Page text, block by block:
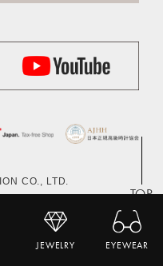
JEWELRY EYEWEAR
TOP
CO., LTD.